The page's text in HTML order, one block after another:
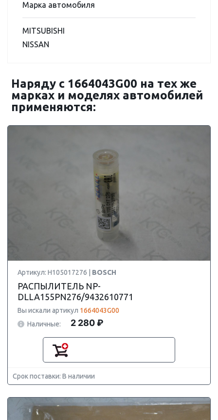
Марка автомобиля
MITSUBISHI
NISSAN
Наряду с 1664043G00 на тех же
марках и моделях автомобилей
применяются:
Артикул: H105017276 | BOSCH
РАСПЫЛИТЕЛЬ NP-
DLLA155PN276/9432610771
Вы искали артикул 1664043G00
Наличные:
2 280 ₽
Срок поставки: В наличии